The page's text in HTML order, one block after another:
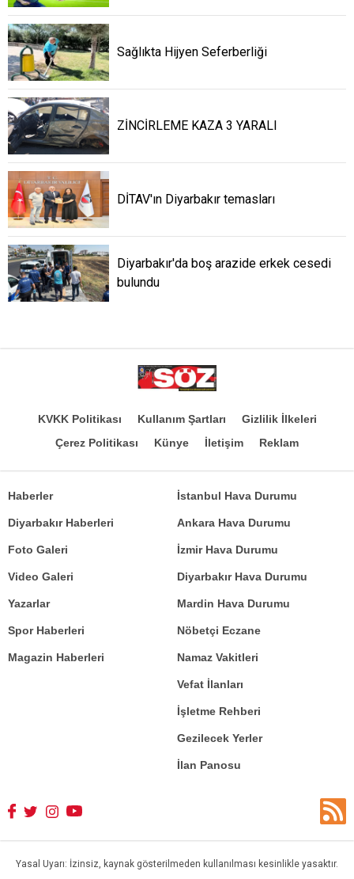
Sağlıkta Hijyen Seferberliği
ZİNCİRLEME KAZA 3 YARALI
DİTAV'ın Diyarbakır temasları
Diyarbakır'da boş arazide erkek cesedi
bulundu
KVKK Politikası Kullanım Şartları
Gizlilik İlkeleri
Çerez Politikası
Künye İletişim Reklam
Haberler
Diyarbakır Haberleri
Foto Galeri
Video Galeri
Yazarlar
İstanbul Hava Durumu
Ankara Hava Durumu
İzmir Hava Durumu
Diyarbakır Hava Durumu
Mardin Hava Durumu
Spor Haberleri
Magazin Haberleri
Nöbetçi Eczane
Namaz Vakitleri
Vefat İlanları
İşletme Rehberi
Gezilecek Yerler
İlan Panosu
Yasal Uyarı: İzinsiz, kaynak gösterilmeden kullanılması kesinlikle yasaktır.